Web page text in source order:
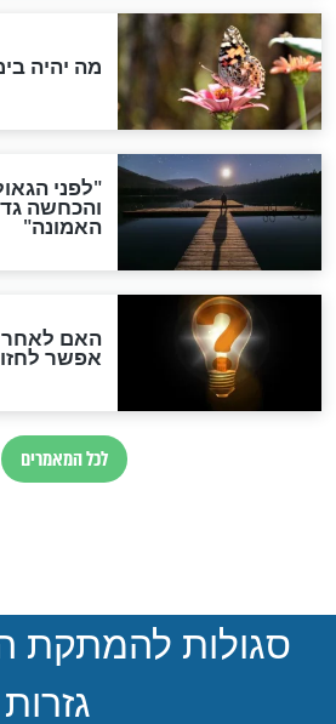
מצוות השבת
החדשה?
חדשות
הותר לפרסום:
נהרגו בדרום
ההסכם
ואיראן: בלי
סימני שאלה
במרתפי
הנדיר של